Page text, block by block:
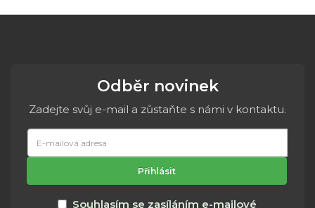
Odběr novinek
Zadejte svůj e-mail a zůstaňte s námi v kontaktu.
mailová
adresa
Přihlásit
Souhlasím se zasíláním e-mailové